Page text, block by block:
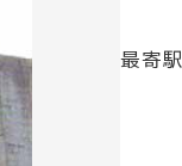
最寄駅